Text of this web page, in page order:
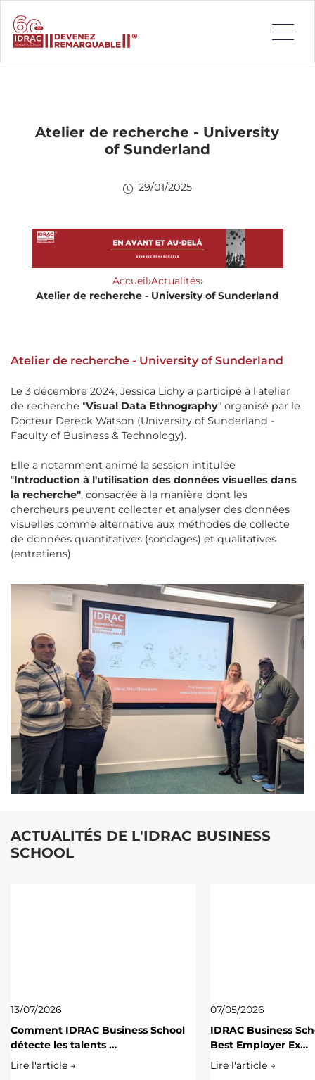
Atelier de recherche - University
of Sunderland
29/01/2025
Accueil›Actualités›
Atelier de recherche - University of Sunderland
Atelier de recherche - University of Sunderland
Le 3 décembre 2024, Jessica Lichy a participé à l’atelier
de recherche "Visual Data Ethnography" organisé par le
Docteur Dereck Watson (University of Sunderland -
Faculty of Business & Technology).
Elle a notamment animé la session intitulée
"Introduction à l'utilisation des données visuelles dans
la recherche", consacrée à la manière dont les
chercheurs peuvent collecter et analyser des données
visuelles comme alternative aux méthodes de collecte
de données quantitatives (sondages) et qualitatives
(entretiens).
ACTUALITÉS DE L'IDRAC BUSINESS
SCHOOL
13/07/2026
Comment IDRAC Business School
détecte les talents …
Lire l'article →
07/05/2026
IDRAC Business
Best Employer Ex…
Lire l'article →